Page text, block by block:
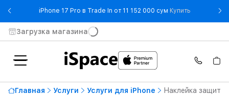
iPhone 17 Pro в Trade In от 11 152 000 сум Купить- iPhone 17
Загрузка магазина
Главная Услуги Услуги для iPhone Наклейка